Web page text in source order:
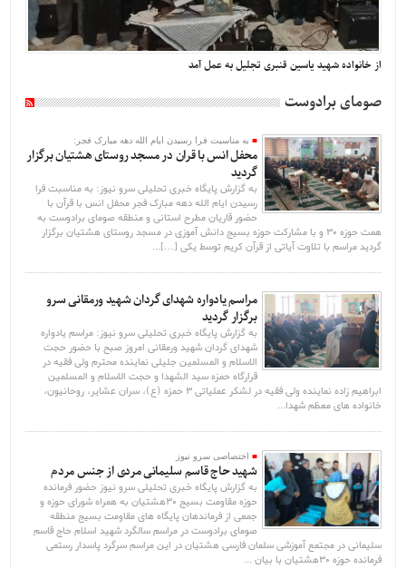
از خانواده شهید یاسین قنبری تجلیل به عمل آمد
صومای برادوست
به مناسبت فرا رسیدن ایام الله دهه مبارک فجر:
محفل انس با قران در مسجد روستای هشتیان برگزار
گردید
به گزارش پایگاه خبری تحلیلی سرو نیوز: به مناسبت فرا
رسیدن ایام الله دهه مبارک فجر محفل انس با قرآن با
حضور قاریان مطرح استانی و منطقه صومای برادوست به
همت حوزه ۳٠ و با مشارکت حوزه بسیج دانش آموزی در مسجد روستای هشتیان برگزار
گردید مراسم با تلاوت آیاتی از قرآن کریم توسط یکی […]...
مراسم یادواره شهدای گردان شهید ورمقانی سرو
برگزار گردید
به گزارش پایگاه خبری تحلیلی سرو نیوز: مراسم یادواره
شهدای گردان شهید ورمقانی امروز صبح با حضور حجت
الاسلام و المسلمین جلیلی نماینده محترم ولی فقیه در
قرارگاه حمزه سید الشهدا و حجت الاسلام و المسلمین
ابراهیم زاده نماینده ولی فقیه در لشکر عملیاتی ۳ حمزه (ع)، سران عشایر، روحانیون،
خانواده های معظم شهدا...
اختصاصی سرو نیوز
شهید حاج قاسم سلیمانی مردی از جنس مردم
به گزارش پایگاه خبری تحلیلی سرو نیوز حضور فرمانده
حوزه مقاومت بسیج ۳۰هشتیان به همراه شورای حوزه و
جمعی از فرماندهان پایگاه های مقاومت بسیج منطقه
صومای برادوست در مراسم سالگرد شهید اسلام حاج قاسم
سلیمانی در مجتمع آموزشی سلمان فارسی هشتیان در این مراسم سرگرد پاسدار رستمی
فرمانده حوزه ۳۰هشتیان با بیان ...